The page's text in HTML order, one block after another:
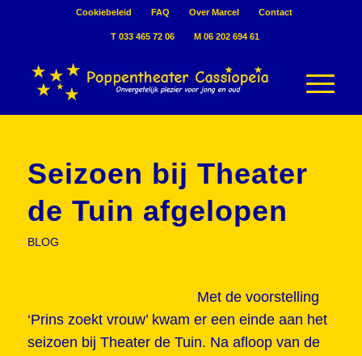
Cookiebeleid FAQ Over Marcel Contact
T 033 465 72 06 M 06 202 694 61
Seizoen bij Theater
de Tuin afgelopen
BLOG
Met de voorstelling
‘Prins zoekt vrouw’ kwam er een einde aan het
seizoen bij Theater de Tuin. Na afloop van de